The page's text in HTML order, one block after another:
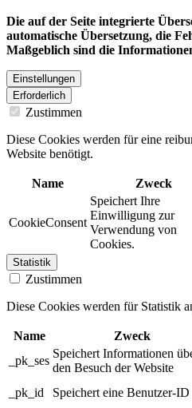
Die auf der Seite integrierte
automatische Übersetzung, die
Maßgeblich sind die
Einstellungen
Erforderlich
Zustimmen
Diese Cookies werden für eine
Website benötigt.
Name Zweck
CookieConsent
Speichert Ihre
Einwilligung zur
Verwendung von
Cookies.
Statistik
Zustimmen
Diese Cookies werden für Statistik
Name Zweck
_pk_ses
Speichert Informationen
den Besuch der Website
_pk_id Speichert eine Benutzer-ID